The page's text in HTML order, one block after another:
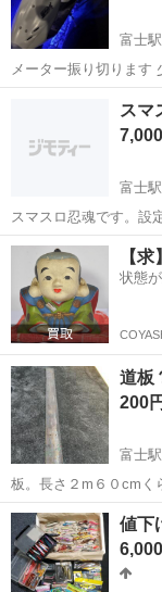
富士駅
メーター振り切ります 少し外装
下げ交渉考えます
スマ
富士駅
スマスロ忍魂です。設
静岡 富士市 富
【
状態
道板
200円
富士駅
板。長さ２m６０cmく
ラス２００円です!!
静岡 富士市 富
値